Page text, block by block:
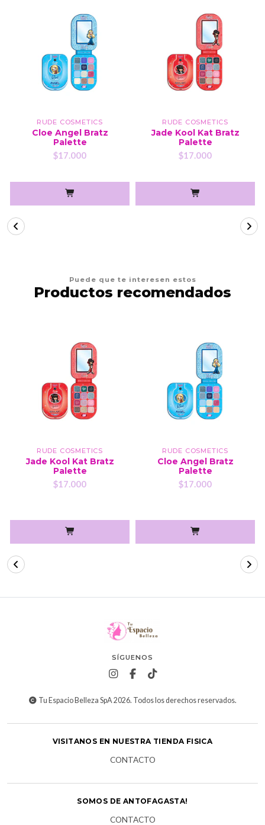
RUDE COSMETICS
Cloe Angel Bratz
Palette
$17.000
RUDE COSMETICS
Jade Kool Kat Bratz
Palette
$17.000
Puede que te interesen estos
Productos recomendados
RUDE COSMETICS
Jade Kool Kat Bratz
Palette
$17.000
RUDE COSMETICS
Cloe Angel Bratz
Palette
$17.000
SÍGUENOS
Tu Espacio Belleza SpA 2026. Todos los derechos reservados.
VISITANOS EN NUESTRA TIENDA FISICA
CONTACTO
SOMOS DE ANTOFAGASTA!
CONTACTO